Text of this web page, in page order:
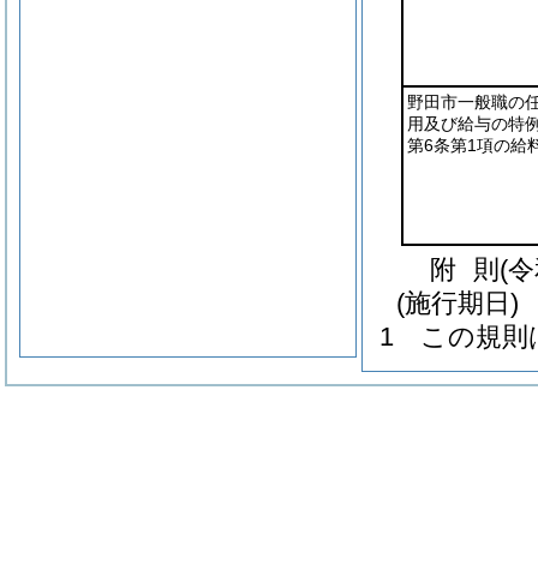
野田市一般職の
用及び給与の特
第6条第1項の給
附 則 (
(施行期日)
1
この規則